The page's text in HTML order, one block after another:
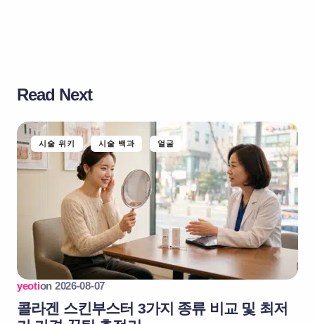
Read Next
시술 위키 시술 백과 얼굴
yeotion 2026-08-07
콜라겐 스킨부스터 3가지 종류 비교 및 최저